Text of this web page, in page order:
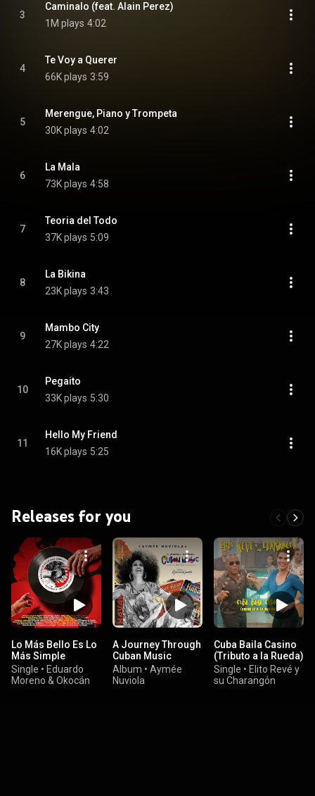
3
Caminalo (feat. Alain Perez)
1M plays 4:02
4
Te Voy a Querer
66K plays 3:59
5
Merengue, Piano y Trompeta
30K plays 4:02
6
La Mala
73K plays 4:58
7
Teoria del Todo
37K plays 5:09
8
La Bikina
23K plays 3:43
9
Mambo City
27K plays 4:22
10
Pegaito
33K plays 5:30
11
Hello My Friend
16K plays 5:25
Releases for you
Lo Más Bello Es Lo
Más Simple
Single • Eduardo
Moreno & Okocán
A Journey Through
Cuban Music
Album • Aymée
Nuviola
Cuba Baila Casino
(Tributo a la Rueda)
Single • Elito Revé y
su Charangón